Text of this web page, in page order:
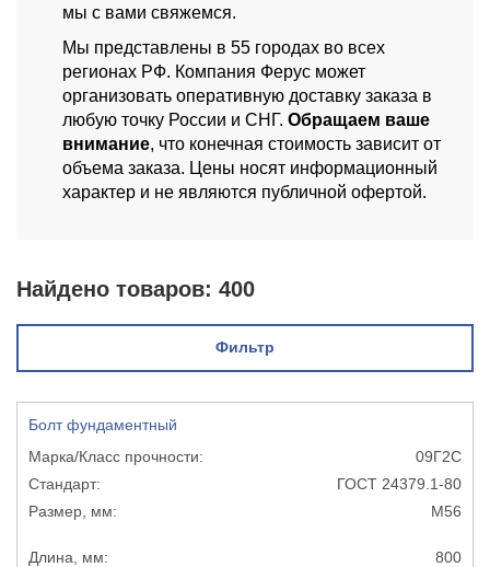
мы с вами свяжемся.
Мы представлены в 55 городах во всех
регионах РФ. Компания Ферус может
организовать оперативную доставку заказа в
любую точку России и СНГ. Обращаем ваше
внимание, что конечная стоимость зависит от
объема заказа. Цены носят информационный
характер и не являются публичной офертой.
Найдено товаров: 400
Фильтр
Болт фундаментный
09Г2С
ГОСТ 24379.1-80
М56
800